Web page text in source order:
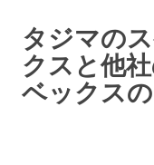
タジマの
クスと他
ベックス